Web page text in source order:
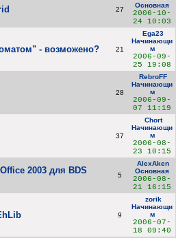
27
Основная
2006-10-
24 10:03
- возможено? 21
Ega23
Начинающи
м
2006-09-
25 19:08
28
RebroFF
Начинающи
м
2006-09-
07 11:19
37
Chort
Начинающи
м
2006-08-
23 10:15
2003 для BDS
5
AlexAken
Основная
2006-08-
21 16:15
9
zorik
Начинающи
м
2006-07-
18 09:40